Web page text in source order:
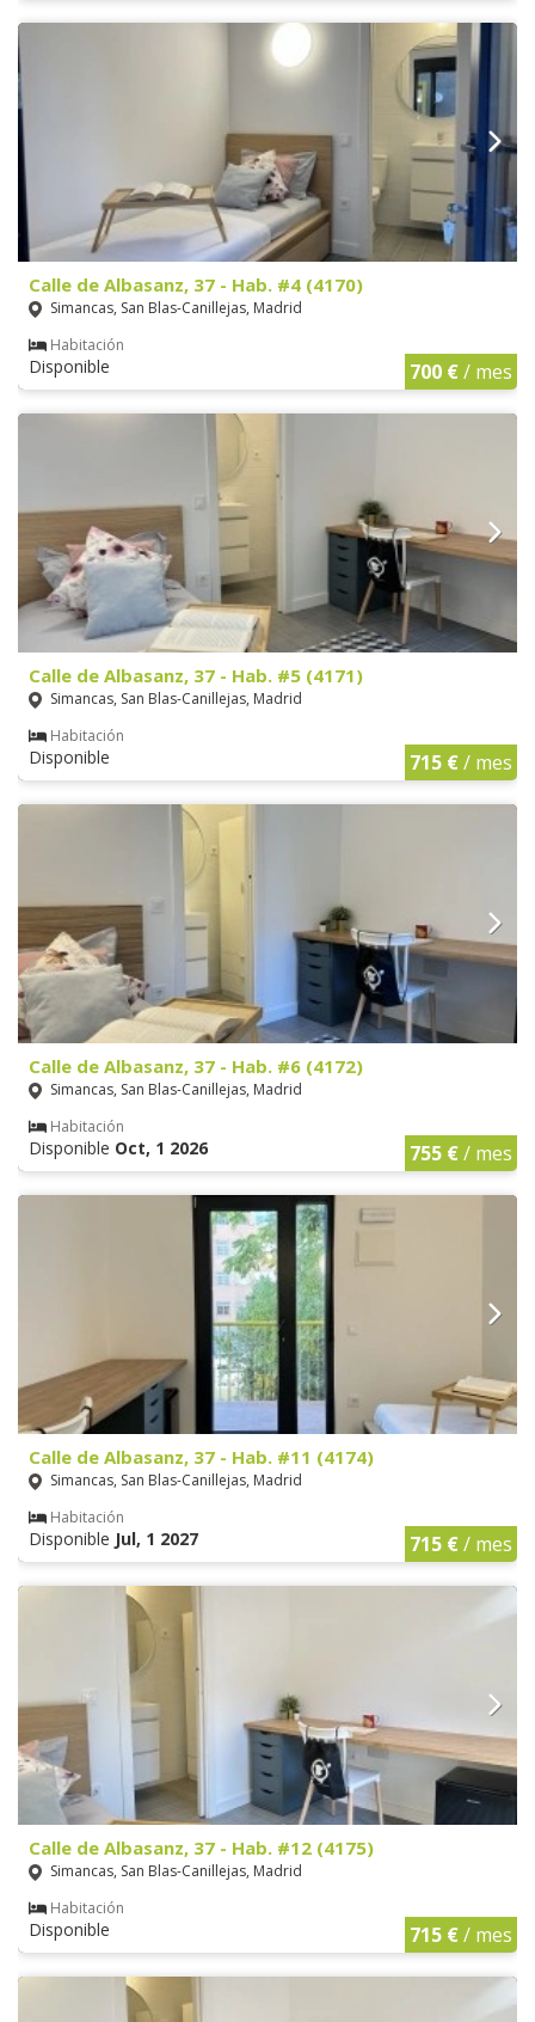
Calle de Albasanz, 37 - Hab. #4 (4170)
Simancas, San Blas-Canillejas, Madrid
Habitación
Disponible 700 €/ mes
Calle de Albasanz, 37 - Hab. #5 (4171)
Simancas, San Blas-Canillejas, Madrid
Habitación
Disponible 715 €/ mes
Calle de Albasanz, 37 - Hab. #6 (4172)
Simancas, San Blas-Canillejas, Madrid
Habitación
Disponible Oct, 1 2026 755 €/ mes
Calle de Albasanz, 37 - Hab. #11 (4174)
Simancas, San Blas-Canillejas, Madrid
Habitación
Disponible Jul, 1 2027 715 €/ mes
Calle de Albasanz, 37 - Hab. #12 (4175)
Simancas, San Blas-Canillejas, Madrid
Habitación
Disponible 715 €/ mes